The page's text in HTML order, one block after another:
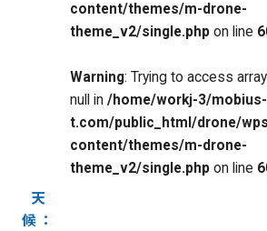
content/themes/m-drone-
theme_v2/single.php on line
Warning: Trying to access
null in/home/workj-3/mobius-
t.com/public_html/drone/
content/themes/m-drone-
theme_v2/single.php on line
天
候：